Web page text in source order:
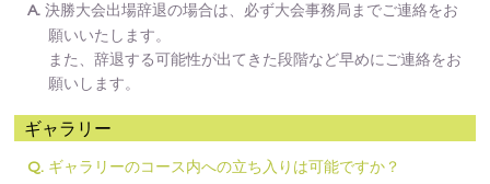
A. 決勝大会出場辞退の場合は、必ず大会事務局までご連絡をお
願いいたします。
また、辞退する可能性が出てきた段階など早めにご連絡をお
願いします。
ギャラリー
Q. ギャラリーのコース内への立ち入りは可能ですか？